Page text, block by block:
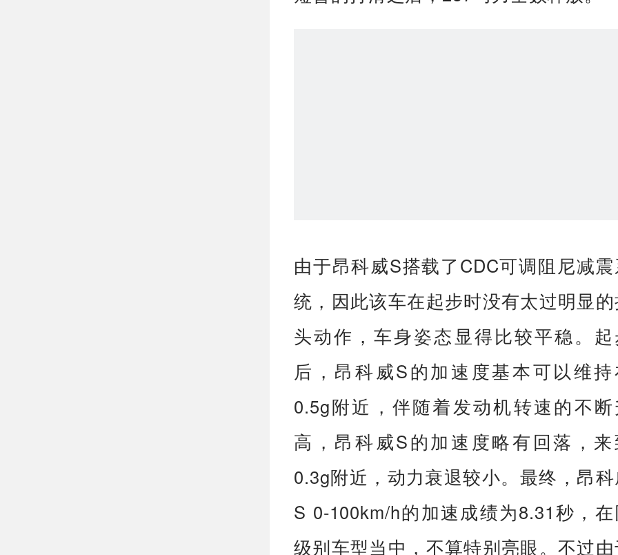
试。昂科威S起步时转速最高可以达
2200rpm左右，此时松开制动踏板，
短暂的打滑之后，237马力全数释放。